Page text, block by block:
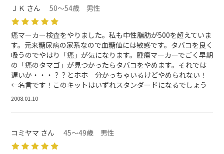
ＪＫ さん 50～54歳 男性
癌マーカー検査をやりました。私も中性脂肪が500を超えていま
す。元来糖尿病の家系なので血糖値には敏感です。タバコを良く
吸うのでやはり「癌」が気になります。腫瘍マーカーでごく早期
の「癌のタマゴ」が見つかったらタバコをやめます。それでは
遅いか・・・？？とホホ 分かっちゃいるけどやめられない！
←名言です！このキットはいずれスタンダードになるでしょう
2008.01.10
コミヤマ さん 45～49歳 男性